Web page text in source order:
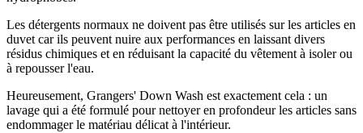
Les détergents normaux ne doivent pas être utilisés sur les articles en
duvet car ils peuvent nuire aux performances en laissant divers
résidus chimiques et en réduisant la capacité du vêtement à isoler ou
à repousser l'eau.
Heureusement, Grangers' Down Wash est exactement cela : un
lavage qui a été formulé pour nettoyer en profondeur les articles sans
endommager le matériau délicat à l'intérieur.